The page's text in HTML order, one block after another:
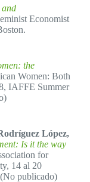
and
Economist
the
Women: Both
IAFFE Summer
López,
Is it the way
for
14 al 20
publicado)